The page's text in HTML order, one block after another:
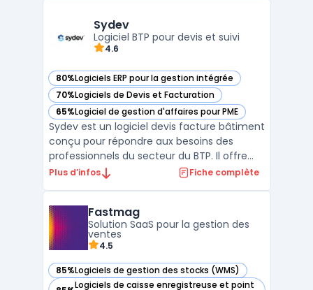
gérer efficacement leurs processus de
fabrication complexes en te ...
Sydev
Logiciel BTP pour devis et suivi
4.6
80%Logiciels ERP pour la gestion intégrée
— voir Sydev dans cette catégorie
70%Logiciels de Devis et Facturation
— voir Sydev dans cette catégorie
65%Logiciel de gestion d'affaires pour PME
— voir Sydev dans cette catégorie
Sydev est un logiciel devis facture bâtiment
conçu pour répondre aux besoins des
professionnels du secteur du BTP. Il offre
une solution centralisée pour la gestion des
production de documents conformes aux
régleme ...
Plus d’infos Fiche complète
Fastmag
Solution SaaS pour la gestion des
ventes
4.5
85%Logiciels de gestion des stocks (WMS)
— voir Fastmag dans cette catégorie
Logiciels de caisse enregistreuse et point